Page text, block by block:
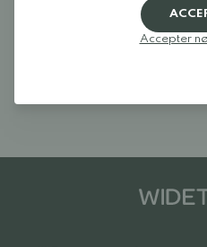
Der er endnu ingen
Log ind og
Accepter